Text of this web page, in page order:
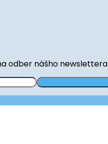
odber nášho newslettera